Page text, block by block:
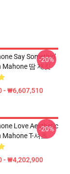
Say Somethin'
땀 재킷
- ₩6,607,510
-20%
Love Aesthetic
T-셔츠
- ₩4,202,900
-20%